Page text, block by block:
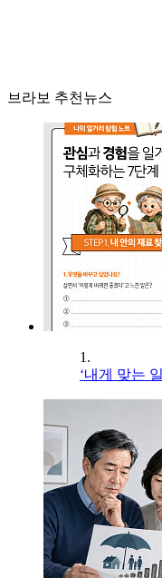
브라보 추천뉴스
1.
‘내게 맞는